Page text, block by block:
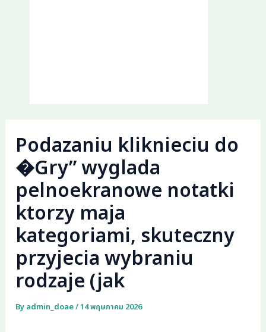
Podazaniu kliknieciu do
�Gry” wyglada
pelnoekranowe notatki
ktorzy maja
kategoriami, skuteczny
przyjecia wybraniu
rodzaje (jak
By admin_doae/14 พฤษภาคม 2026